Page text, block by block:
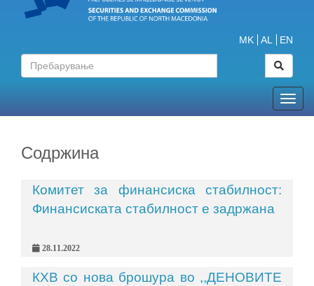
MK AL EN
Содржина
Комитет за финансиска стабилност:
Финансиската стабилност е задржана
28.11.2022
КХВ со нова брошура во ,,ДЕНОВИТЕ